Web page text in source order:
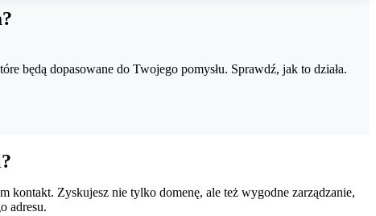
będą dopasowane do Twojego pomysłu. Sprawdź, jak to działa.
Zyskujesz nie tylko domenę, ale też wygodne zarządzanie,
adresu.